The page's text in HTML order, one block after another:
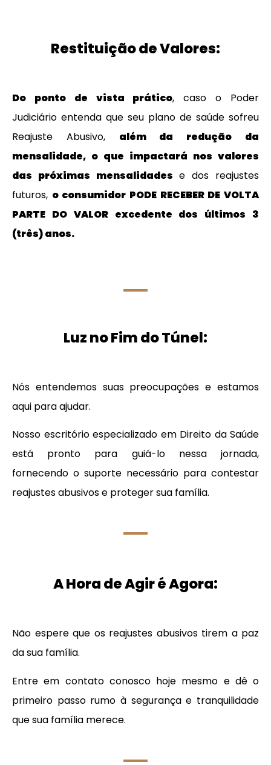
Restituição de Valores:
Do ponto de vista prático, caso o Poder
Judiciário entenda que seu plano de saúde sofreu
Reajuste Abusivo, além da redução da
mensalidade, o que impactará nos valores
das próximas mensalidades e dos reajustes
futuros, o consumidor PODE RECEBER DE VOLTA
PARTE DO VALOR excedente dos últimos 3
(três) anos.
Luz no Fim do Túnel:
Nós entendemos suas preocupações e estamos
aqui para ajudar.
Nosso escritório especializado em Direito da Saúde
está pronto para guiá-lo nessa jornada,
fornecendo o suporte necessário para contestar
reajustes abusivos e proteger sua família.
A Hora de Agir é Agora:
Não espere que os reajustes abusivos tirem a paz
da sua família.
Entre em contato conosco hoje mesmo e dê o
primeiro passo rumo à segurança e tranquilidade
que sua família merece.